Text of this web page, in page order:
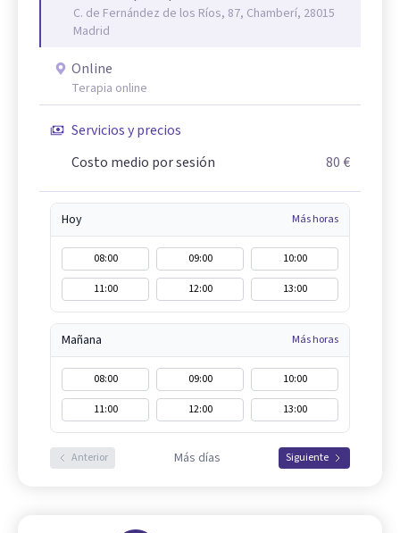
C. de Fernández de los Ríos, 87, Chamberí, 28015
Madrid
Online
Terapia online
Servicios y precios
Costo medio por sesión
80 €
Hoy Más horas
08:00 09:00
10:00
11:00
12:00 13:00
Mañana Más horas
08:00 09:00
10:00
11:00
12:00 13:00
Anterior Más días Siguiente